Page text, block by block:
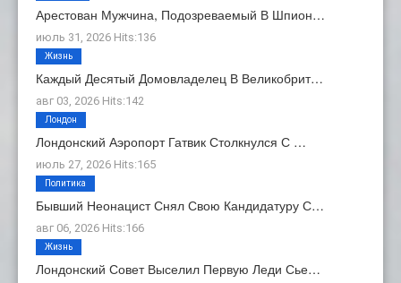
Арестован Мужчина, Подозреваемый В Шпион…
июль 31, 2026 Hits:136
Каждый Десятый Домовладелец В Великобрит…
авг 03, 2026 Hits:142
Жизнь
Лондонский Аэропорт Гатвик Столкнулся С …
июль 27, 2026 Hits:165
Лондон
Бывший Неонацист Снял Свою Кандидатуру С…
авг 06, 2026 Hits:166
Политика
Лондонский Совет Выселил Первую Леди Сье…
Жизнь